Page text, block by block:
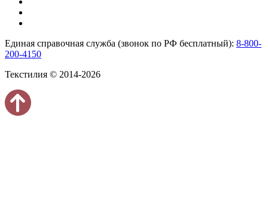
Единая справочная служба (звонок по РФ бесплатный): 8-800-
200-4150
Текстилия © 2014-2026